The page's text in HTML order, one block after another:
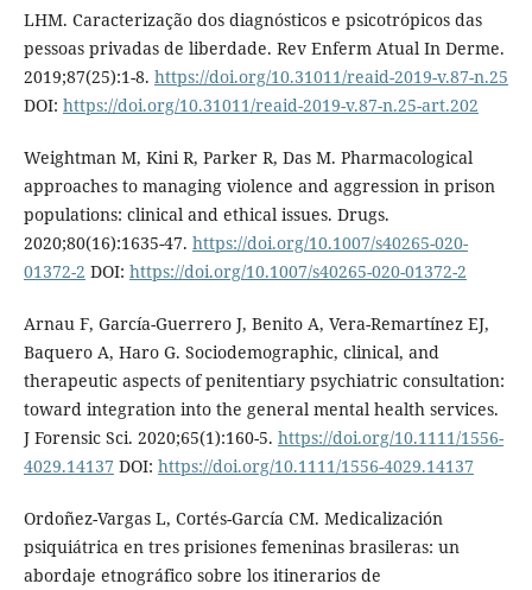
LHM. Caracterização dos diagnósticos e psicotrópicos das
pessoas privadas de liberdade. Rev Enferm Atual In Derme.
2019;87(25):1-8. https://doi.org/10.31011/reaid-2019-v.87-n.25
DOI: https://doi.org/10.31011/reaid-2019-v.87-n.25-art.202
Weightman M, Kini R, Parker R, Das M. Pharmacological
approaches to managing violence and aggression in prison
populations: clinical and ethical issues. Drugs.
2020;80(16):1635-47. https://doi.org/10.1007/s40265-020-
01372-2 DOI: https://doi.org/10.1007/s40265-020-01372-2
Arnau F, García-Guerrero J, Benito A, Vera-Remartínez EJ,
Baquero A, Haro G. Sociodemographic, clinical, and
therapeutic aspects of penitentiary psychiatric consultation:
toward integration into the general mental health services.
J Forensic Sci. 2020;65(1):160-5. https://doi.org/10.1111/1556-
4029.14137 DOI: https://doi.org/10.1111/1556-4029.14137
Ordoñez-Vargas L, Cortés-García CM. Medicalización
psiquiátrica en tres prisiones femeninas brasileras: un
abordaje etnográfico sobre los itinerarios de